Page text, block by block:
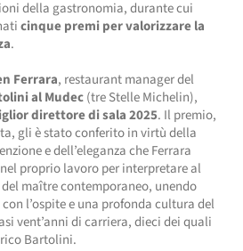
della gastronomia, durante cui
cinque premi per valorizzare la
.
Ferrara, restaurant manager del
al Mudec(tre Stelle Michelin),
direttore di sala 2025. Il premio,
gli è stato conferito in virtù della
e dell’eleganza che Ferrara
proprio lavoro per interpretare al
maître contemporaneo, unendo
l’ospite e una profonda cultura del
vent’anni di carriera, dieci dei quali
Bartolini.